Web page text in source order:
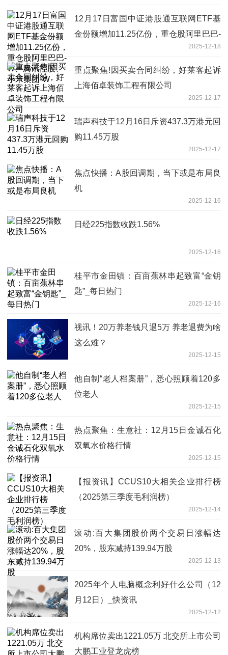
12月17日富国中证港股通互联网ETF基
金份额增加11.25亿份，重仓股阿里巴巴-
2025-12-18
重点聚焦!因买卖合同纠纷，好莱客起诉
上海佰卓装饰工程有限公司
2025-12-17
瑞声科技于12月16日斥资437.3万港元回
购11.45万股
2025-12-17
焦点快播：A股回调期，当下或是布局良
机
2025-12-16
日经225指数收跌1.56%
2025-12-16
桂平市金田镇：百亩蕉林串起致富“金钥
匙”_每日热门
2025-12-16
视讯！20万养老钱只退5万 养老退费为啥
这么难？
2025-12-15
他自制“老人档案册”，悉心照顾着120多
位老人
2025-12-15
热点聚焦：生意社：12月15日金诚石化
双氧水价格行情
2025-12-15
【报资讯】CCUS10大相关企业排行榜
（2025第三季度毛利润榜）
2025-12-14
滚动:百大集团股价两个交易日涨幅达
20%，股东减持139.94万股
2025-12-13
2025年个人电脑概念利好什么公司（12
月12日）_快资讯
2025-12-12
机构席位卖出1221.05万 北交所上市公司
大鹏工业登龙虎榜